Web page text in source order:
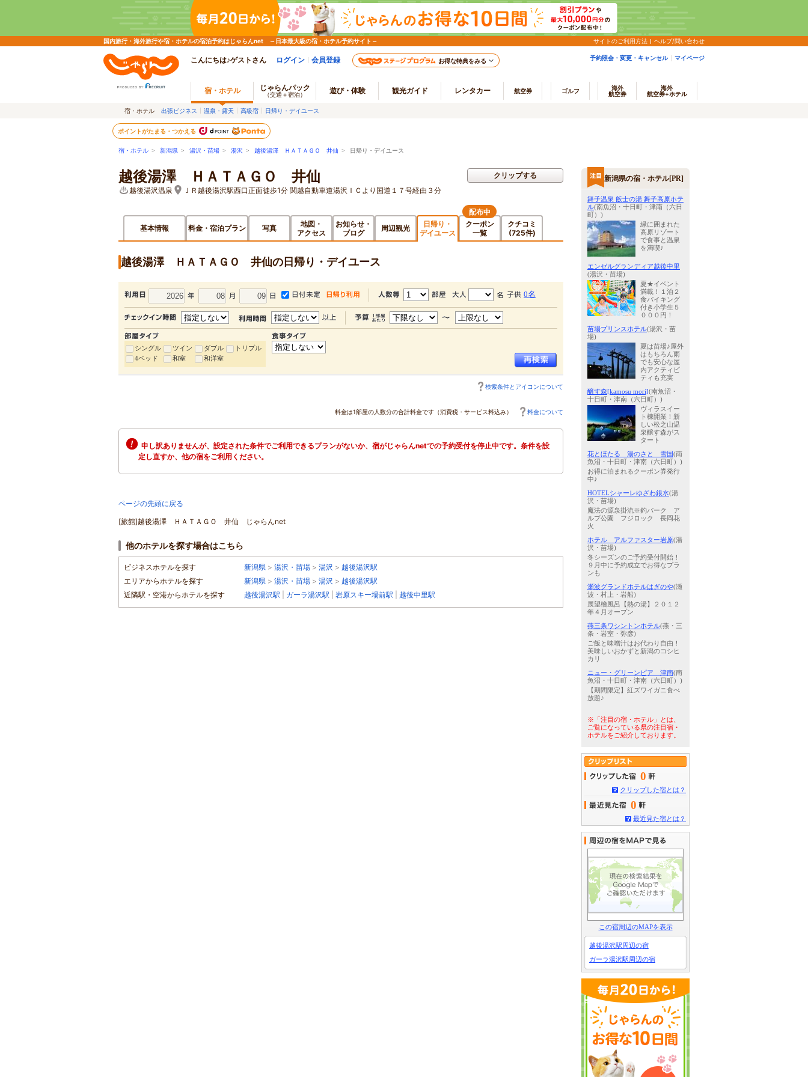
国内旅行・海外旅行や宿・ホテルの宿泊予約はじゃらんnet ～日本最大級の宿・ホテル予約サイト～ サイトのご利用方法 ヘルプ/問い合わせ
こんにちは♪ゲストさん ログイン 会員登録 お得な特典をみる 予約照会・変更・キャンセル マイページ
宿・ホテル じゃらんパック
（交通＋宿泊） 遊び・体験 観光ガイド レンタカー 航空券 ゴルフ
海外
航空券
海外
航空券+ホテル
宿・ホテル 出張ビジネス 温泉・露天 高級宿 日帰り・デイユース
ポイントがたまる・つかえる
宿・ホテル > 新潟県 > 湯沢・苗場 > 湯沢 > 越後湯澤 ＨＡＴＡＧＯ 井仙 > 日帰り・デイユース
越後湯澤 ＨＡＴＡＧＯ 井仙
越後湯沢温泉 ＪＲ越後湯沢駅西口正面徒歩1分 関越自動車道湯沢ＩＣより国道１７号経由３分
クリップする
基本情報 料金・宿泊プラン 写真
地図・
アクセス
お知らせ・
ブログ
周辺観光
日帰り・
デイユース
クーポン
一覧
配布中
クチコミ
(725件)
越後湯澤 ＨＡＴＡＧＯ 井仙の日帰り・デイユース
0名
シングル ツイン ダブル
トリプル
4ベッド
和室 和洋室
検索条件とアイコンについて
料金は1部屋の人数分の合計料金です（消費税・サービス料込み） 料金について
申し訳ありませんが、設定された条件でご利用できるプランがないか、宿がじゃらんnetでの予約受付を停止中です。条件を設
定し直すか、他の宿をご利用ください。
ページの先頭に戻る
[旅館]越後湯澤 ＨＡＴＡＧＯ 井仙 じゃらんnet
他のホテルを探す場合はこちら
ビジネスホテルを探す 新潟県 > 湯沢・苗場 > 湯沢 > 越後湯沢駅
エリアからホテルを探す
新潟県 > 湯沢・苗場 > 湯沢 > 越後湯沢駅
近隣駅・空港からホテルを探す
越後湯沢駅 ガーラ湯沢駅 岩原スキー場前駅 越後中里駅
新潟県の宿・ホテル[PR]
舞子温泉 飯士の湯 舞子高原ホテ
ル(南魚沼・十日町・津南（六日
町）)
緑に囲まれた
高原リゾート
で食事と温泉
を満喫♪
エンゼルグランディア越後中里
(湯沢・苗場)
夏★イベント
満載！１泊２
食バイキング
付き小学生５
０００円！
苗場プリンスホテル(湯沢・苗
場)
夏は苗場♪屋外
はもちろん雨
でも安心な屋
内アクティビ
ティも充実
醸す森[kamosu mori](南魚沼・
十日町・津南（六日町）)
ヴィラスイー
ト棟開業！新
しい松之山温
泉醸す森がス
タート
花とほたる 湯のさと 雪国(南
魚沼・十日町・津南（六日町）)
お得に泊まれるクーポン券発行
中♪
HOTELシャーレゆざわ銀水(湯
沢・苗場)
魔法の源泉掛流※釣パーク ア
ルプ公園 フジロック 長岡花
火
ホテル アルファスター岩原(湯
沢・苗場)
冬シーズンのご予約受付開始！
９月中に予約成立でお得なプラ
ンも
瀬波グランドホテルはぎのや(瀬
波・村上・岩船)
展望檜風呂【熱の湯】２０１２
年４月オープン
燕三条ワシントンホテル(燕・三
条・岩室・弥彦)
ご飯と味噌汁はお代わり自由！
美味しいおかずと新潟のコシヒ
カリ
ニュー・グリーンピア 津南(南
魚沼・十日町・津南（六日町）)
【期間限定】紅ズワイガニ食べ
放題♪
※「注目の宿・ホテル」とは、
ご覧になっている県の注目宿・
ホテルをご紹介しております。
0
クリップした宿とは？
0
最近見た宿とは？
この宿周辺のMAPを表示
越後湯沢駅周辺の宿
ガーラ湯沢駅周辺の宿